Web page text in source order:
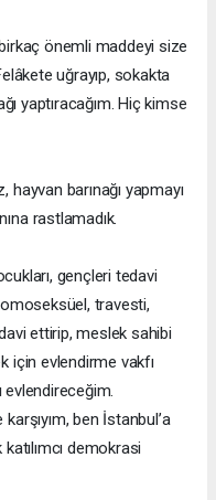
önemli maddeyi size
uğrayıp, sokakta
yaptıracağım. Hiç kimse
hayvan barınağı yapmayı
rastlamadık.
gençleri tedavi
travesti,
ettirip, meslek sahibi
için evlendirme vakfı
evlendireceğim.
ben İstanbul’a
demokrasi